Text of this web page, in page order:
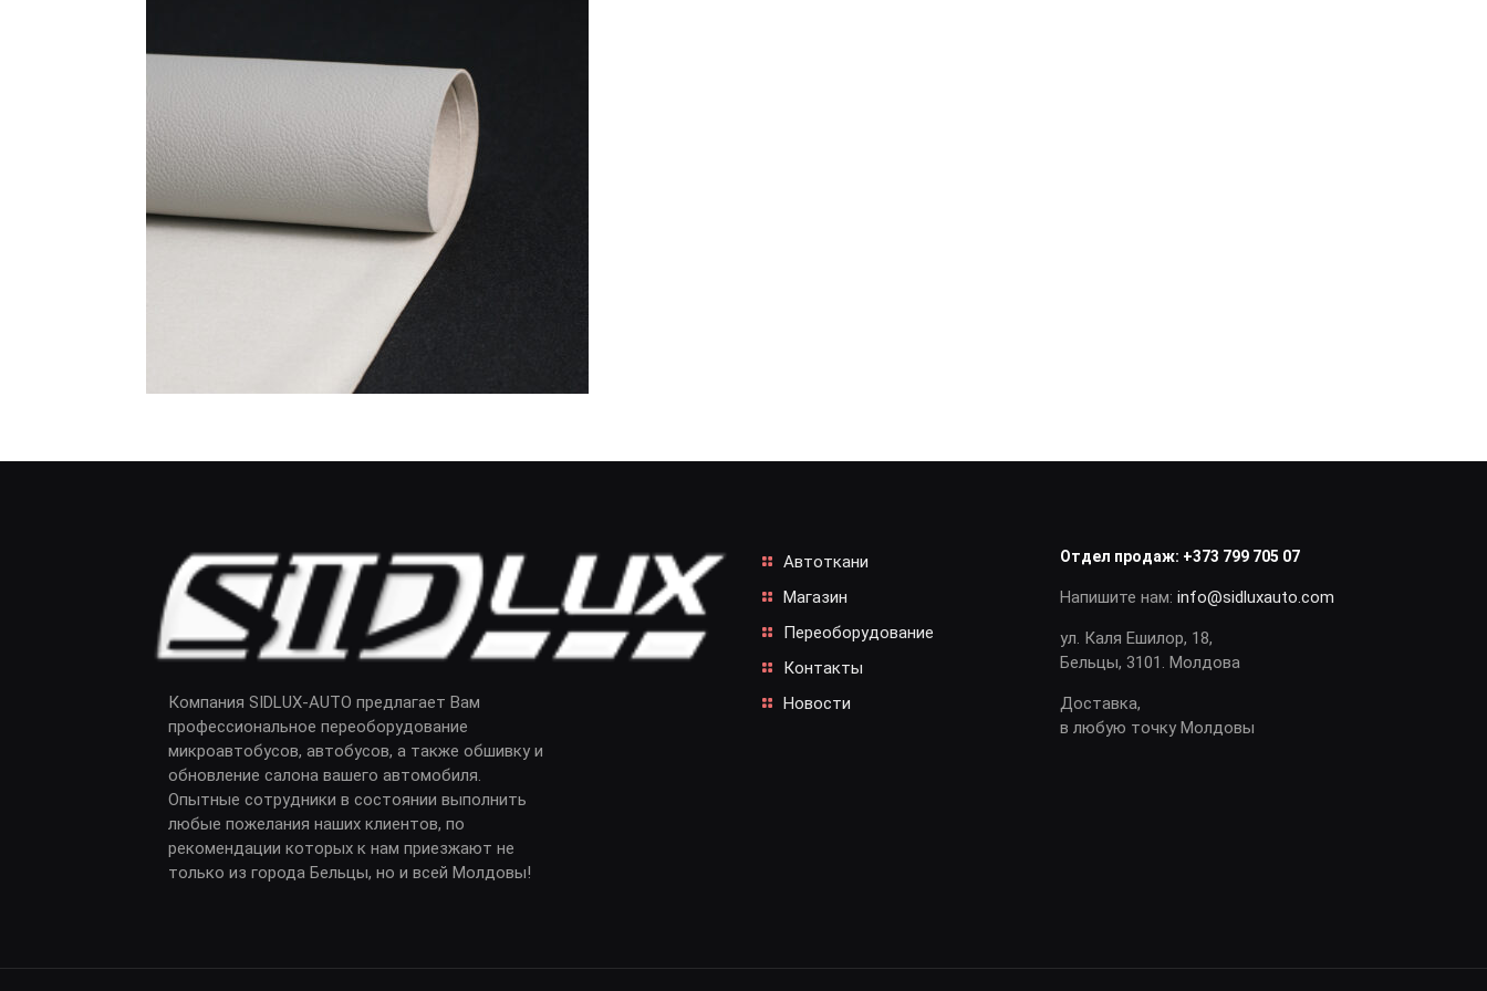
Компания SIDLUX-AUTO предлагает Вам
профессиональное переоборудование
микроавтобусов, автобусов, а также обшивку и
обновление салона вашего автомобиля.
Опытные сотрудники в состоянии выполнить
любые пожелания наших клиентов, по
рекомендации которых к нам приезжают не
только из города Бельцы, но и всей Молдовы!
Автоткани
Магазин
Переоборудование
Контакты
Новости
Отдел продаж: +373 799 705 07
Напишите нам:info@sidluxauto.com
ул. Каля Ешилор, 18,
Бельцы, 3101. Молдова
Доставка,
в любую точку Молдовы